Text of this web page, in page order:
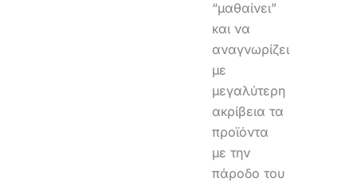
“μαθαίνει”
και να
αναγνωρίζει
με
μεγαλύτερη
ακρίβεια τα
προϊόντα
με την
πάροδο του